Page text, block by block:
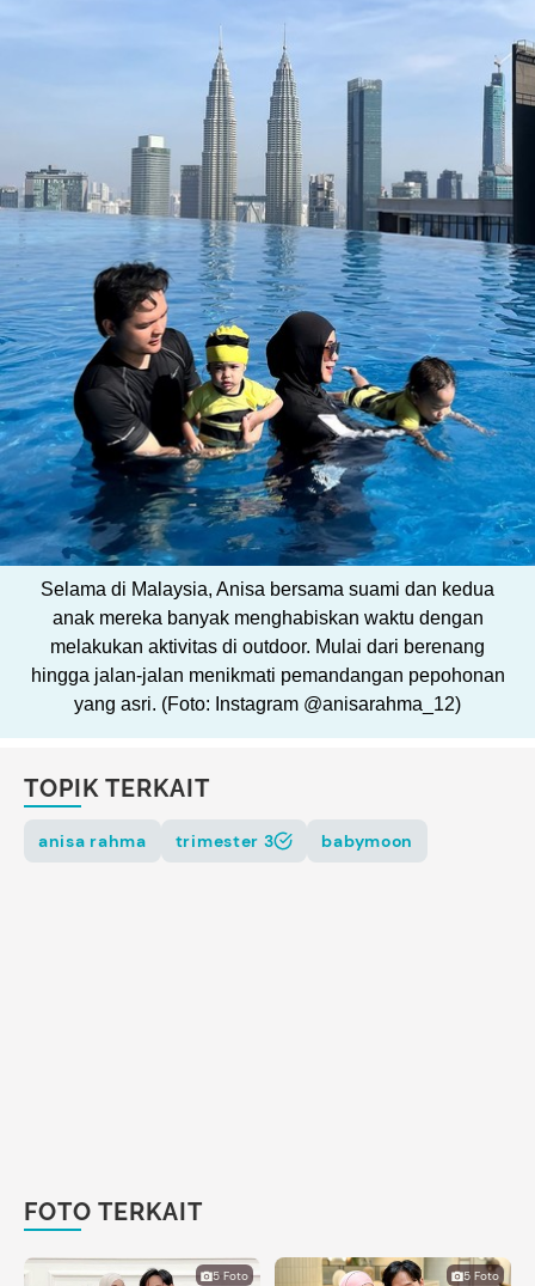
Selama di Malaysia, Anisa bersama suami dan kedua
anak mereka banyak menghabiskan waktu dengan
melakukan aktivitas di outdoor. Mulai dari berenang
hingga jalan-jalan menikmati pemandangan pepohonan
yang asri. (Foto: Instagram @anisarahma_12)
TOPIK TERKAIT
anisa rahma trimester 3 babymoon
FOTO TERKAIT
5 Foto 5 Foto